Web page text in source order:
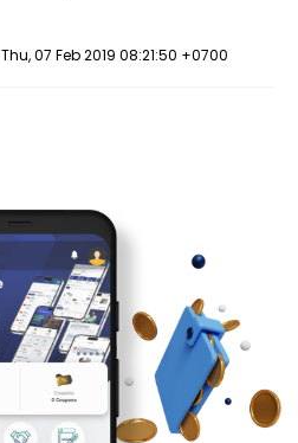
Thu, 07 Feb 2019 08:21:50 +0700